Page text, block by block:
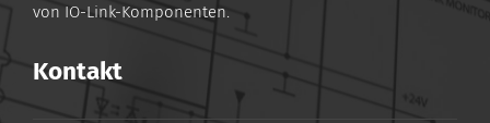
von IO-Link-Komponenten.
Kontakt